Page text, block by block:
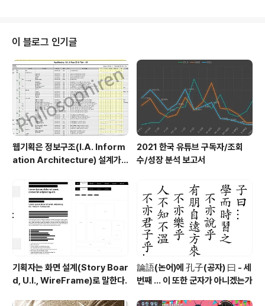
이 블로그 인기글
웹기획은 정보구조(I.A. Inform
ation Architecture) 설계가
2021 한국 유튜브 구독자/조회
수/성장 분석 보고서
기획자는 화면 설계(Story Boar
d, U.I., WireFrame)로 말한다.
論語(논어)에 孔子(공자) 曰 - 세
번째 ... 이 또한 군자가 아니겠는가